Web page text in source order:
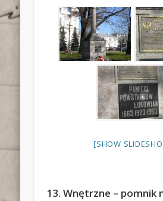
[SHOW
13. Wnętrzne – pomnik